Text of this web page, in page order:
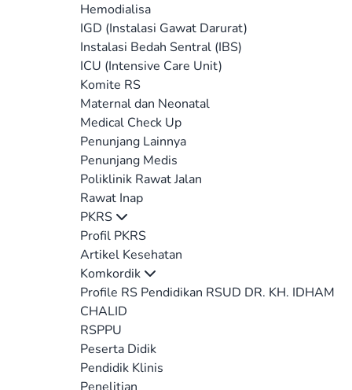
Hemodialisa
IGD (Instalasi Gawat Darurat)
Instalasi Bedah Sentral (IBS)
ICU (Intensive Care Unit)
Komite RS
Maternal dan Neonatal
Medical Check Up
Penunjang Lainnya
Penunjang Medis
Poliklinik Rawat Jalan
Rawat Inap
PKRS
Profil PKRS
Artikel Kesehatan
Komkordik
Profile RS Pendidikan RSUD DR. KH. IDHAM
CHALID
RSPPU
Peserta Didik
Pendidik Klinis